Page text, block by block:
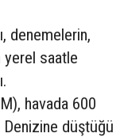
denemelerin,
yerel saatle
havada 600
düştüğü